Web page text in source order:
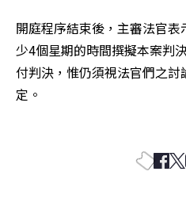
開庭程序結束後，主審法官
少4個星期的時間撰擬本案判
付判決，惟仍須視法官們之
定。